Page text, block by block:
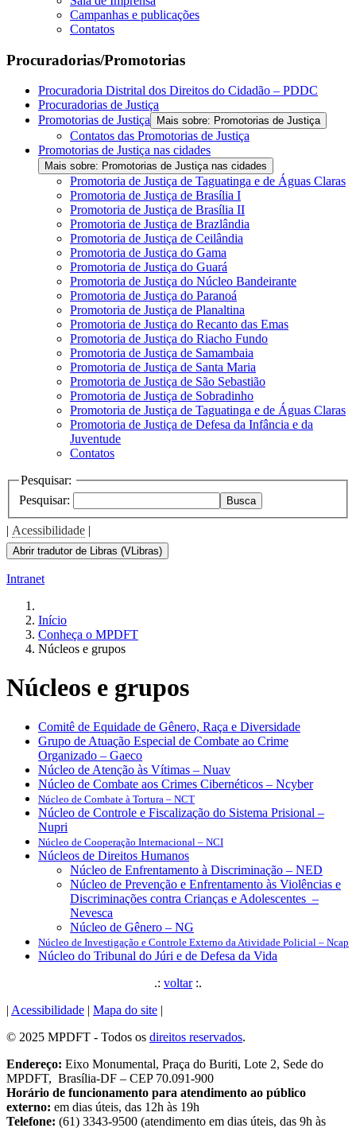
Campanhas e publicações
Contatos
Procuradorias/Promotorias
Procuradoria Distrital dos Direitos do Cidadão – PDDC
Procuradorias de Justiça
Promotorias de Justiça
Mais sobre: Promotorias de Justiça
Contatos das Promotorias de Justiça
Promotorias de Justiça nas cidades
Mais sobre: Promotorias de Justiça nas cidades
Promotoria de Justiça de Taguatinga e de Águas Claras
Promotoria de Justiça de Brasília I
Promotoria de Justiça de Brasília II
Promotoria de Justiça de Brazlândia
Promotoria de Justiça de Ceilândia
Promotoria de Justiça do Gama
Promotoria de Justiça do Guará
Promotoria de Justiça do Núcleo Bandeirante
Promotoria de Justiça do Paranoá
Promotoria de Justiça de Planaltina
Promotoria de Justiça do Recanto das Emas
Promotoria de Justiça do Riacho Fundo
Promotoria de Justiça de Samambaia
Promotoria de Justiça de Santa Maria
Promotoria de Justiça de São Sebastião
Promotoria de Justiça de Sobradinho
Promotoria de Justiça de Taguatinga e de Águas Claras
Promotoria de Justiça de Defesa da Infância e da
Juventude
Contatos
Pesquisar:
Pesquisar:
Busca
| Acessibilidade |
Abrir tradutor de Libras (VLibras)
Intranet
Início
Conheça o MPDFT
Núcleos e grupos
Núcleos e grupos
Comitê de Equidade de Gênero, Raça e Diversidade
Grupo de Atuação Especial de Combate ao Crime
Organizado – Gaeco
Núcleo de Atenção às Vítimas – Nuav
Núcleo de Combate aos Crimes Cibernéticos – Ncyber
Núcleo de Combate à Tortura – NCT
Núcleo de Controle e Fiscalização do Sistema Prisional –
Nupri
Núcleo de Cooperação Internacional – NCI
Núcleos de Direitos Humanos
Núcleo de Enfrentamento à Discriminação – NED
Núcleo de Prevenção e Enfrentamento às Violências e
Discriminações contra Crianças e Adolescentes –
Nevesca
Núcleo de Gênero – NG
Núcleo de Investigação e Controle Externo da Atividade Policial – Ncap
Núcleo do Tribunal do Júri e de Defesa da Vida
.: voltar:.
| Acessibilidade | Mapa do site |
© 2025 MPDFT - Todos os direitos reservados.
Endereço: Eixo Monumental, Praça do Buriti, Lote 2, Sede do
MPDFT, Brasília-DF – CEP 70.091-900
Horário de funcionamento para atendimento ao público
externo: em dias úteis, das 12h às 19h
Telefone: (61) 3343-9500 (atendimento em dias úteis, das 9h às